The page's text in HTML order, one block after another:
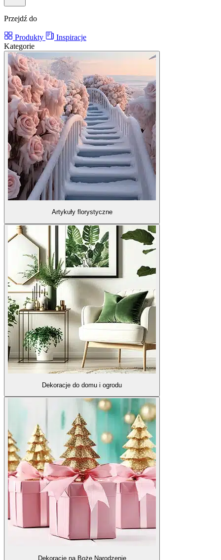
Przejdź do
Produkty
Inspiracje
Kategorie
Artykuły florystyczne
Dekoracje do domu i ogrodu
Dekoracje na Boże Narodzenie